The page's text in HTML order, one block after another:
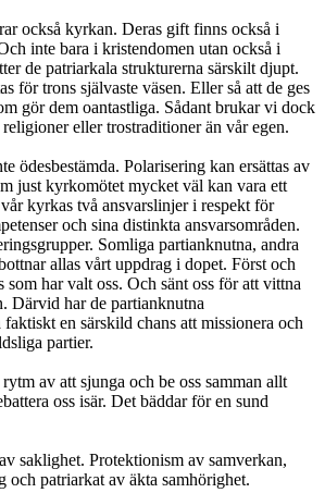
också kyrkan. Deras gift finns också i
inte bara i kristendomen utan också i
de patriarkala strukturerna särskilt djupt.
för trons självaste väsen. Eller så att de ges
gör dem oantastliga. Sådant brukar vi dock
eller trostraditioner än vår egen.
ödesbestämda. Polarisering kan ersättas av
just kyrkomötet mycket väl kan vara ett
kyrkas två ansvarslinjer i respekt för
och sina distinkta ansvarsområden.
Somliga partianknutna, andra
allas vårt uppdrag i dopet. Först och
som har valt oss. Och sänt oss för att vittna
Därvid har de partianknutna
en särskild chans att missionera och
partier.
av att sjunga och be oss samman allt
oss isär. Det bäddar för en sund
saklighet. Protektionism av samverkan,
och patriarkat av äkta samhörighet.